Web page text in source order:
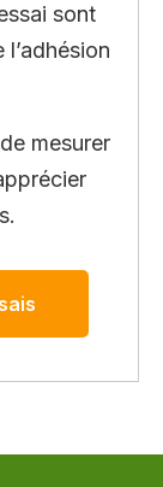
sont
mesurer